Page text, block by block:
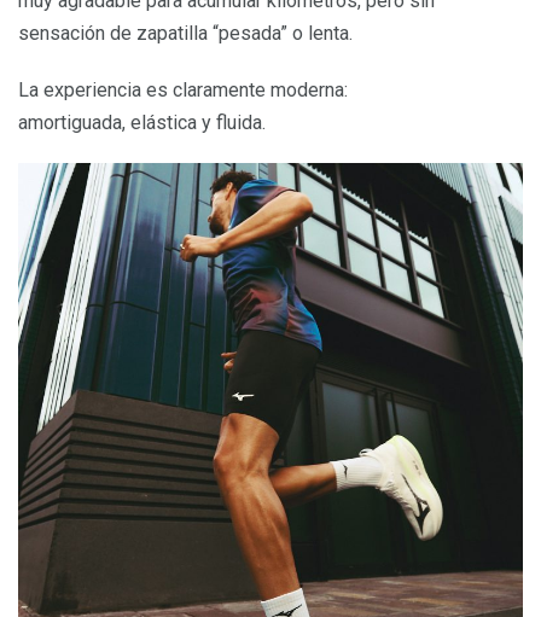
sensación de zapatilla “pesada” o lenta.
La experiencia es claramente moderna:
amortiguada, elástica y fluida.